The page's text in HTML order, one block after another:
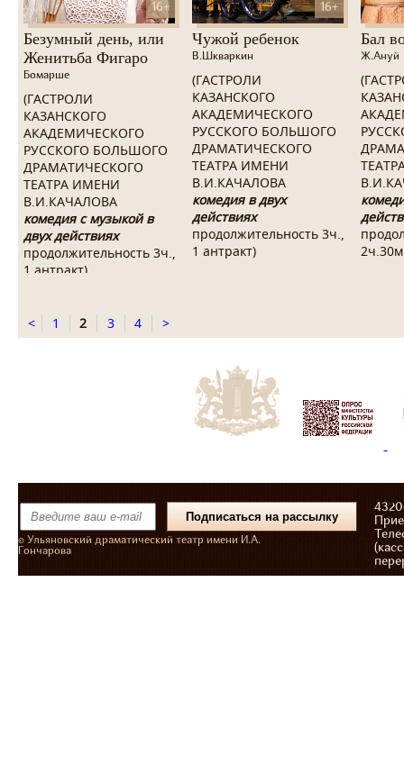
16+
Безумный день, или
Женитьба Фигаро
Бомарше
(ГАСТРОЛИ
КАЗАНСКОГО
АКАДЕМИЧЕСКОГО
РУССКОГО БОЛЬШОГО
ДРАМАТИЧЕСКОГО
ТЕАТРА ИМЕНИ
В.И.КАЧАЛОВА
комедия с музыкой в
двух действиях
продолжительность 3ч.,
1 антракт)
16+
Чужой ребенок
В.Шкваркин
(ГАСТРОЛИ
КАЗАНСКОГО
АКАДЕМИЧЕСКОГО
РУССКОГО БОЛЬШОГО
ДРАМАТИЧЕСКОГО
ТЕАТРА ИМЕНИ
В.И.КАЧАЛОВА
комедия в двух
действиях
продолжительность 3ч.,
1 антракт)
Бал
Ж.Ануй
< 1 2 3 4 >
© Ульяновский драматический театр имени И.А.
Гончарова